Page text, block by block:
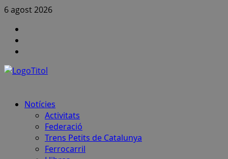
Skip
content
6 agost 2026
FCAF
PrimaryNotícies
Activitats
Federació
Trens Petits de Catalunya
Ferrocarril